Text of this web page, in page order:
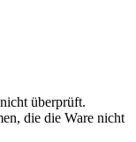
überprüft.
die die Ware nicht